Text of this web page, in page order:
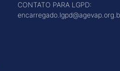
CONTATO PARA LGPD: